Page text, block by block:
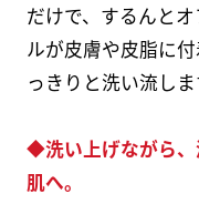
だけで、するんと
ルが皮膚や皮脂に
っきりと洗い流しま
◆洗い上げながら、
肌へ。